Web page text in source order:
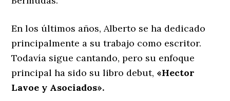
En los últimos años, Alberto se ha dedicado
principalmente a su trabajo como escritor.
Todavía sigue cantando, pero su enfoque
principal ha sido su libro debut, «Hector
Lavoe y Asociados».